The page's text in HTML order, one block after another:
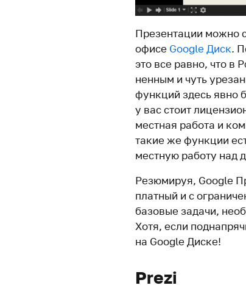
Презентации можно
офисе Google Диск.
это все равно, что в
ненным и чуть
функций здесь явно
у вас стоит
местная работа и
такие же функции
местную работу над
Резюмируя, Google
платный и с
базовые задачи,
Хотя, если
на Google Диске!
Prezi